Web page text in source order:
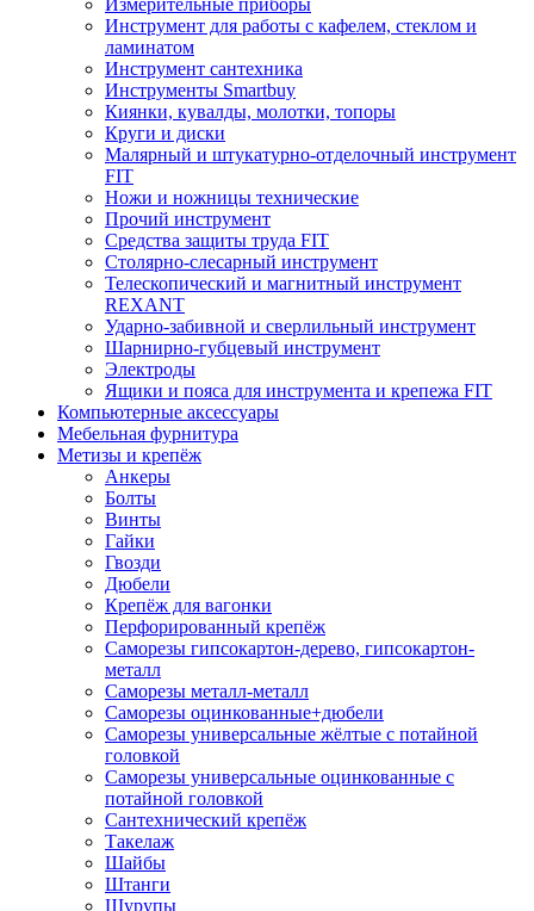
Инструмент для работы с кафелем, стеклом и
ламинатом
Инструмент сантехника
Инструменты Smartbuy
Киянки, кувалды, молотки, топоры
Круги и диски
Малярный и штукатурно-отделочный инструмент
FIT
Ножи и ножницы технические
Прочий инструмент
Средства защиты труда FIT
Столярно-слесарный инструмент
Телескопический и магнитный инструмент
REXANT
Ударно-забивной и сверлильный инструмент
Шарнирно-губцевый инструмент
Электроды
Ящики и пояса для инструмента и крепежа FIT
Компьютерные аксессуары
Мебельная фурнитура
Метизы и крепёж
Анкеры
Болты
Винты
Гайки
Гвозди
Дюбели
Крепёж для вагонки
Перфорированный крепёж
Саморезы гипсокартон-дерево, гипсокартон-
металл
Саморезы металл-металл
Саморезы оцинкованные+дюбели
Саморезы универсальные жёлтые с потайной
головкой
Саморезы универсальные оцинкованные с
потайной головкой
Сантехнический крепёж
Такелаж
Шайбы
Штанги
Шурупы